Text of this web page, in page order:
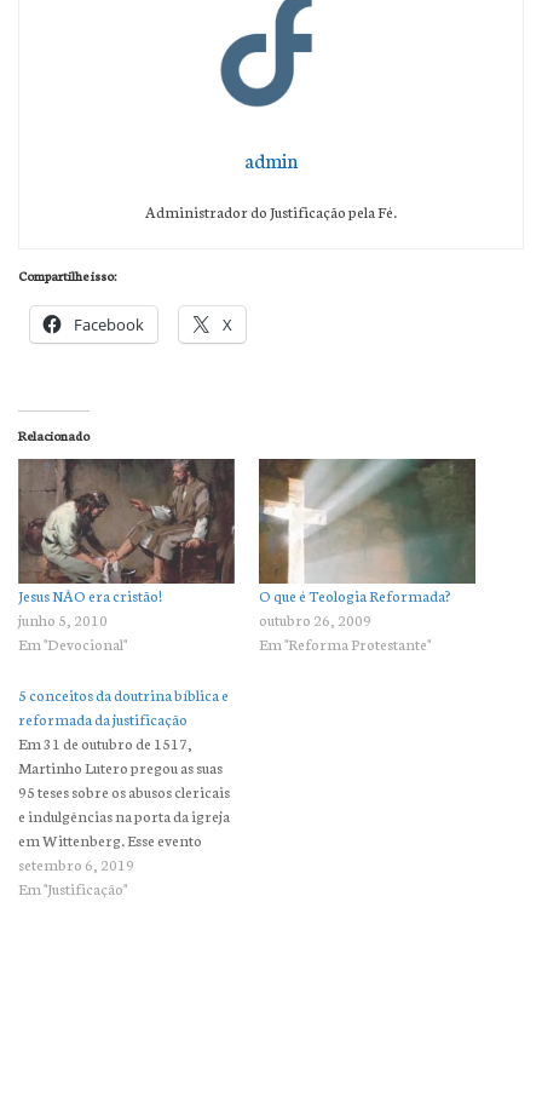
admin
Administrador do Justificação pela Fé.
Compartilhe isso:
Facebook X
Relacionado
Jesus NÃO era cristão!
junho 5, 2010
Em "Devocional"
O que é Teologia Reformada?
outubro 26, 2009
Em "Reforma Protestante"
5 conceitos da doutrina bíblica e
reformada da justificação
Em 31 de outubro de 1517,
Martinho Lutero pregou as suas
95 teses sobre os abusos clericais
e indulgências na porta da igreja
em Wittenberg. Esse evento
famoso é frequentemente
considerado o ponto de partida
setembro 6, 2019
Em "Justificação"